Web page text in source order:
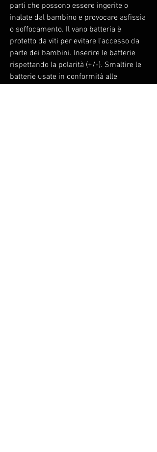
parti che possono essere ingerite o
inalate dal bambino e provocare asfissia
o soffocamento. Il vano batteria è
protetto da viti per evitare l'accesso da
parte dei bambini. Inserire le batterie
rispettando la polarità (+/-). Smaltire le
batterie usate in conformità alle